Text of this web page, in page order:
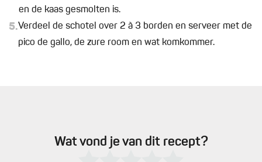
en de kaas gesmolten is.
5.Verdeel de schotel over 2 à 3 borden en serveer met de
pico de gallo, de zure room en wat komkommer.
Wat vond je van dit recept?